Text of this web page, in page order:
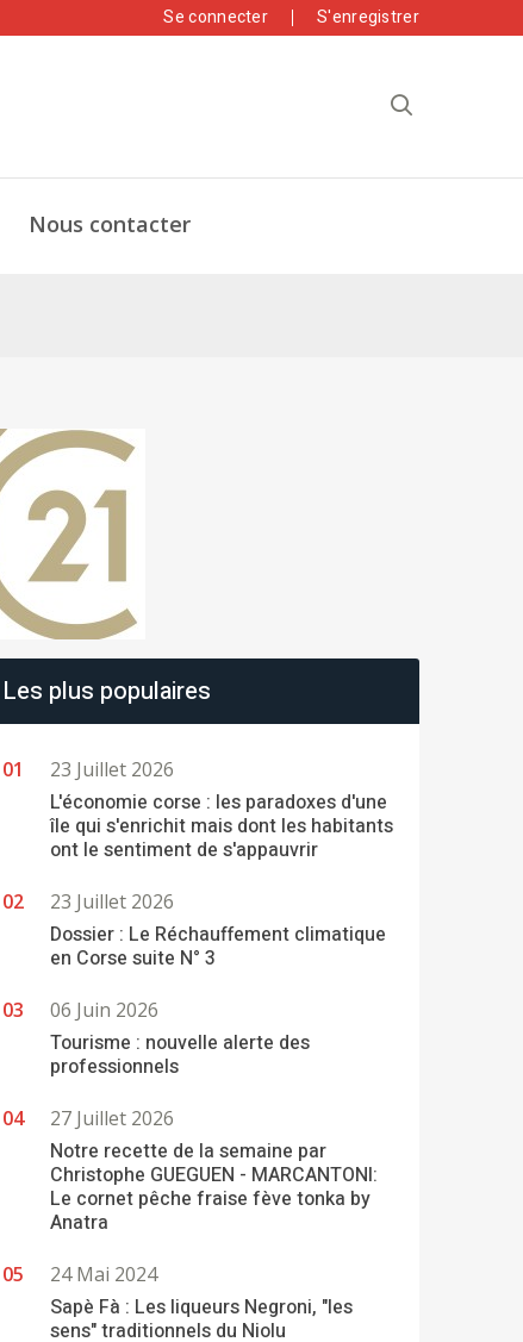
Se connecter S'enregistrer
Nous contacter
Les plus populaires
23 Juillet 2026
L'économie corse : les paradoxes d'une
île qui s'enrichit mais dont les habitants
ont le sentiment de s'appauvrir
23 Juillet 2026
Dossier : Le Réchauffement climatique
en Corse suite N° 3
06 Juin 2026
Tourisme : nouvelle alerte des
professionnels
27 Juillet 2026
Notre recette de la semaine par
Christophe GUEGUEN - MARCANTONI:
Le cornet pêche fraise fève tonka by
Anatra
24 Mai 2024
Sapè Fà : Les liqueurs Negroni, "les
sens" traditionnels du Niolu